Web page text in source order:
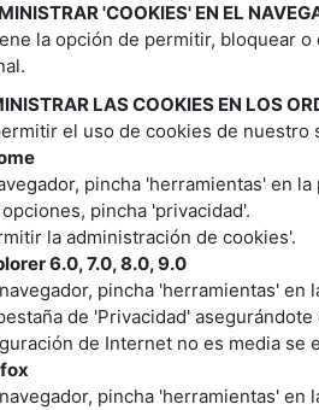
'COOKIES' EN EL
la opción de permitir, bloquear
LAS COOKIES EN LOS
el uso de cookies de
pincha 'herramientas' en
pincha 'privacidad'.
la administración de cookies'.
6.0, 7.0, 8.0, 9.0
pincha 'herramientas'
de 'Privacidad'
de Internet no es media se
pincha 'herramientas'